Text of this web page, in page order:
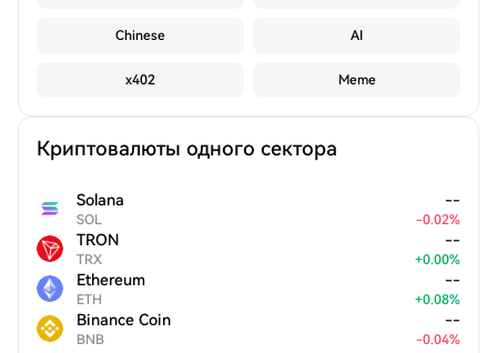
Chinese AI
x402 Meme
Криптовалюты одного сектора
Solana
SOL
--
-0.02%
TRON
TRX
--
+0.00%
Ethereum
ETH
--
+0.08%
Binance Coin
BNB
--
-0.04%